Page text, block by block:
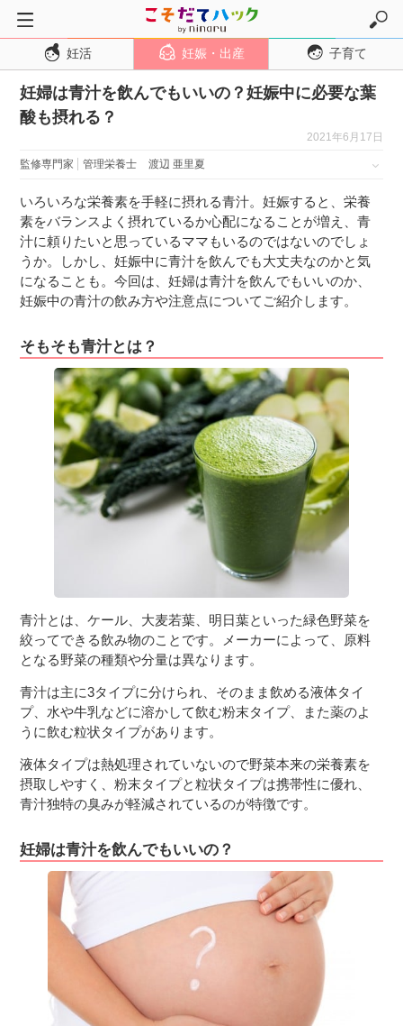
トップページ
妊活
妊娠・出産
妊娠中期
妊娠後期
出産
子育て・育児
０歳児
１歳児
２歳児
３〜６歳児
７〜１２歳児
妊活 妊娠・出産 子育て
妊婦は青汁を飲んでもいいの？妊娠中に必要な葉
酸も摂れる？
2021年6月17日
監修専門家 管理栄養士 渡辺 亜里夏
いろいろな栄養素を手軽に摂れる青汁。妊娠すると、栄養
素をバランスよく摂れているか心配になることが増え、青
汁に頼りたいと思っているママもいるのではないのでしょ
うか。しかし、妊娠中に青汁を飲んでも大丈夫なのかと気
になることも。今回は、妊婦は青汁を飲んでもいいのか、
妊娠中の青汁の飲み方や注意点についてご紹介します。
そもそも青汁とは？
青汁とは、ケール、大麦若葉、明日葉といった緑色野菜を
絞ってできる飲み物のことです。メーカーによって、原料
となる野菜の種類や分量は異なります。
青汁は主に3タイプに分けられ、そのまま飲める液体タイ
プ、水や牛乳などに溶かして飲む粉末タイプ、また薬のよ
うに飲む粒状タイプがあります。
液体タイプは熱処理されていないので野菜本来の栄養素を
摂取しやすく、粉末タイプと粒状タイプは携帯性に優れ、
青汁独特の臭みが軽減されているのが特徴です。
妊婦は青汁を飲んでもいいの？